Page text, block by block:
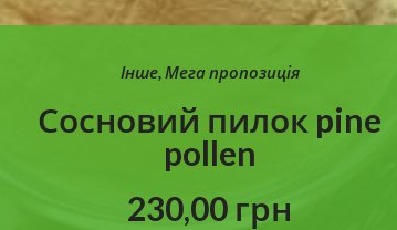
Інше,Мега пропозиція
Сосновий пилок pine
pollen
230,00 грн